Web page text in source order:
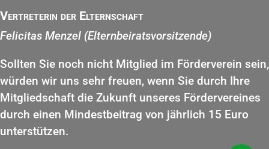
Vertreterin der Elternschaft
Felicitas Menzel (Elternbeiratsvorsitzende)
Sollten Sie noch nicht Mitglied im Förderverein sein,
würden wir uns sehr freuen, wenn Sie durch Ihre
Mitgliedschaft die Zukunft unseres Fördervereines
durch einen Mindestbeitrag von jährlich 15 Euro
unterstützen.